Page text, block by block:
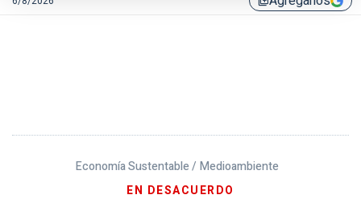
Economía Sustentable / Medioambiente
EN DESACUERDO